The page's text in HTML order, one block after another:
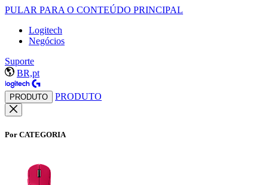
PULAR PARA O CONTEÚDO PRINCIPAL
Logitech
Negócios
Suporte
BR,pt
PRODUTO PRODUTO
Por CATEGORIA